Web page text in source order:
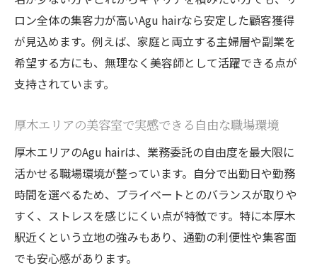
夫
本厚木駅近で業務委託美容師を目指す理由
美容室業務委託が本厚木駅周辺で選ばれる
背景
本厚木駅近くの美容室で叶う通勤ストレス
業務委託美容室ならではの働きやすさを実
感
美容室業務委託で地域密着型の働き方が実
駅近美容室で新規顧客獲得チャンスが広が
ロン全体の集客力が高いAgu hairなら安定した顧客獲得
が見込めます。例えば、家庭と両立する主婦層や副業を
希望する方にも、無理なく美容師として活躍できる点が
支持されています。
厚木エリアの美容室で実感できる自由な職場環境
厚木エリアのAgu hairは、業務委託の自由度を最大限に
活かせる職場環境が整っています。自分で出勤日や勤務
時間を選べるため、プライベートとのバランスが取りや
すく、ストレスを感じにくい点が特徴です。特に本厚木
駅近くという立地の強みもあり、通勤の利便性や集客面
でも安心感があります。